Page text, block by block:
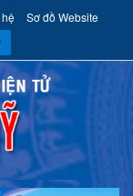
Sơ đồ Website